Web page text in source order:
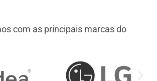
com as principais marcas do